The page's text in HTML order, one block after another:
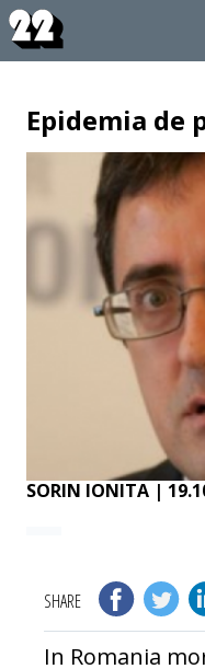
Epidemia de
SORIN IONITA |
SHARE
In Romania